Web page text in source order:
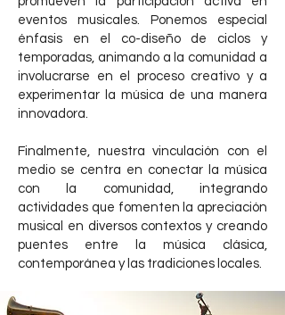
eventos musicales. Ponemos especial
énfasis en el co-diseño de ciclos y
temporadas, animando a la comunidad a
involucrarse en el proceso creativo y a
experimentar la música de una manera
innovadora.
Finalmente, nuestra vinculación con el
medio se centra en conectar la música
con la comunidad, integrando
actividades que fomenten la apreciación
musical en diversos contextos y creando
puentes entre la música clásica,
contemporánea y las tradiciones locales.